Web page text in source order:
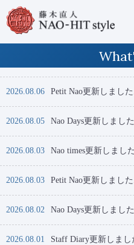
2026.08.06 Petit Nao更新しました
2026.08.05 Nao Days更新しました
2026.08.03 Nao times更新しました
2026.08.03 Petit Nao更新しました
2026.08.02 Nao Days更新しました
2026.08.01 Staff Diary更新しまし